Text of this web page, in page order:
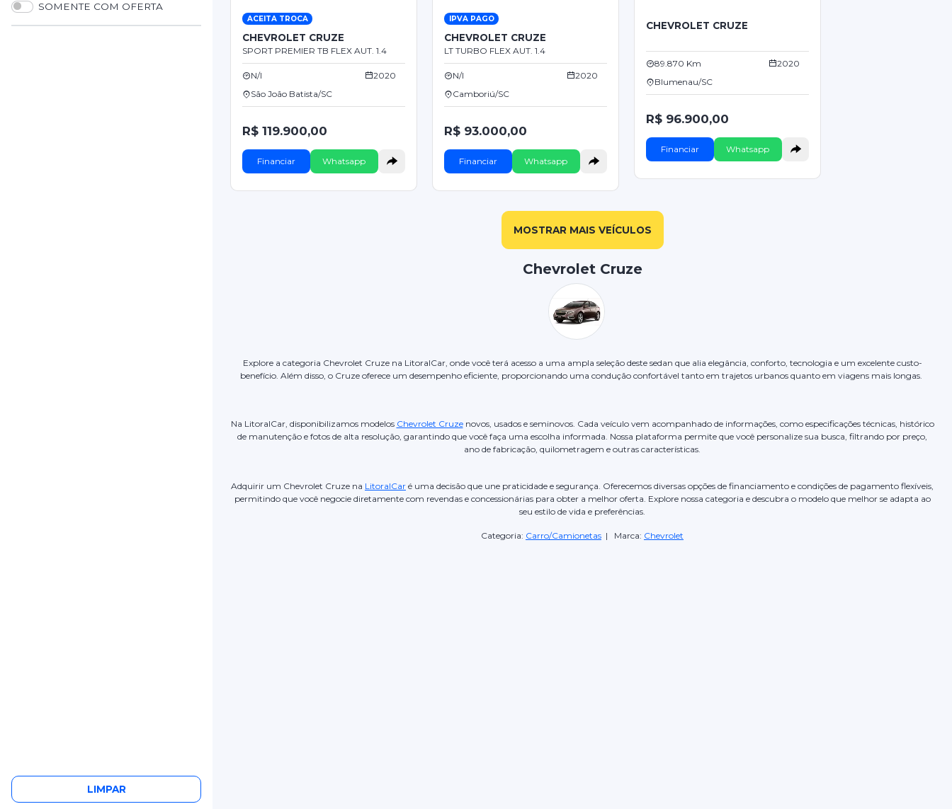
SOMENTE COM OFERTA
LIMPAR
ACEITA TROCA
CHEVROLET CRUZE
SPORT PREMIER TB FLEX AUT. 1.4
N/I
2020
São João Batista/SC
R$ 119.900,00
Financiar Whatsapp
IPVA PAGO
CHEVROLET CRUZE
LT TURBO FLEX AUT. 1.4
N/I
2020
Camboriú/SC
R$ 93.000,00
Financiar Whatsapp
CHEVROLET CRUZE
89.870 Km
2020
Blumenau/SC
R$ 96.900,00
Financiar Whatsapp
MOSTRAR MAIS VEÍCULOS
Chevrolet Cruze
Explore a categoria Chevrolet Cruze na LitoralCar, onde você terá acesso a uma ampla seleção deste sedan que alia elegância, conforto, tecnologia e um excelente custo-
benefício. Além disso, o Cruze oferece um desempenho eficiente, proporcionando uma condução confortável tanto em trajetos urbanos quanto em viagens mais longas.
Na LitoralCar, disponibilizamos modelos Chevrolet Cruzenovos, usados e seminovos. Cada veículo vem acompanhado de informações, como especificações técnicas, histórico
de manutenção e fotos de alta resolução, garantindo que você faça uma escolha informada. Nossa plataforma permite que você personalize sua busca, filtrando por preço,
ano de fabricação, quilometragem e outras características.
Adquirir um Chevrolet Cruze na LitoralCar é uma decisão que une praticidade e segurança. Oferecemos diversas opções de financiamento e condições de pagamento flexíveis,
permitindo que você negocie diretamente com revendas e concessionárias para obter a melhor oferta. Explore nossa categoria e descubra o modelo que melhor se adapta ao
seu estilo de vida e preferências.
Categoria: Carro/Camionetas | Marca: Chevrolet